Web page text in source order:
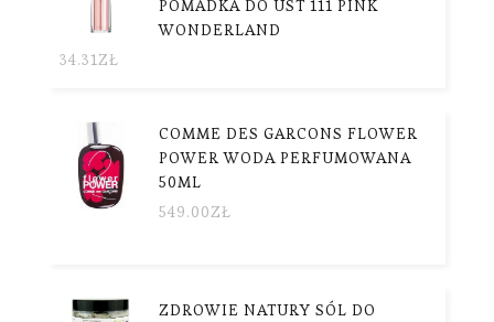
POMADKA DO UST 111 PINK
WONDERLAND
34.31ZŁ
COMME DES GARCONS FLOWER
POWER WODA PERFUMOWANA
50ML
549.00ZŁ
ZDROWIE NATURY SÓL DO